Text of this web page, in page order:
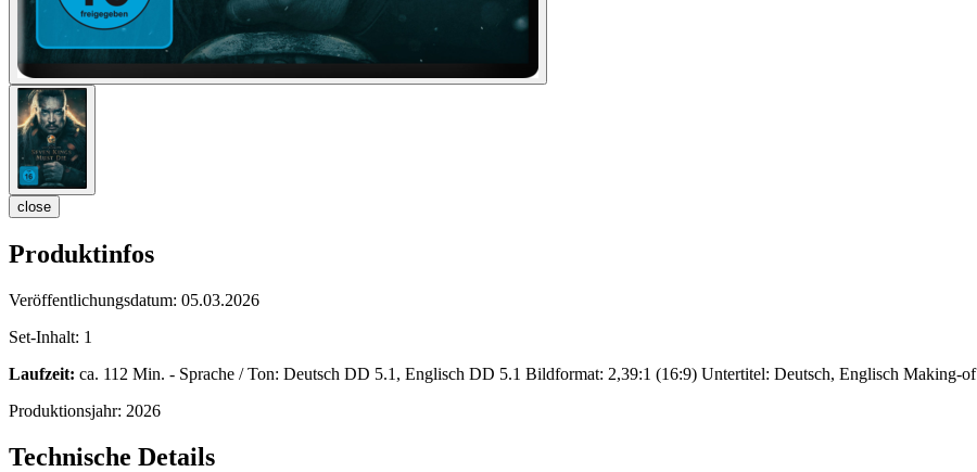
close
Produktinfos
Veröffentlichungsdatum: 05.03.2026
Set-Inhalt: 1
Laufzeit: ca. 112 Min. - Sprache / Ton: Deutsch DD 5.1, Englisch DD 5.1 Bildformat: 2,39:1 (16:9) Untertitel: Deutsch, Englisch Making-of
Produktionsjahr: 2026
Technische Details